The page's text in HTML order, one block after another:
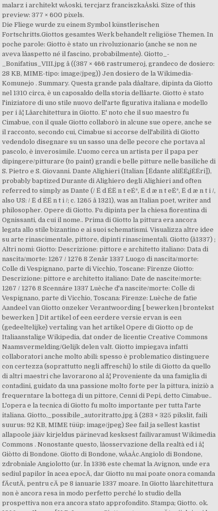
malarz i architekt wÅoski, tercjarz franciszkaÅski. Size of this
preview: 377 × 600 pixels.
Die Fliege wurde zu einem Symbol künstlerischen
Fortschritts.Giottos gesamtes Werk behandelt religiöse Themen. In
poche parole: Giotto è stato un rivoluzionario (anche se non ne
aveva lâaspetto né il fascino, probabilmente). Giotto_-
_Bonifatius_VIII.jpg â ((387 × 466 rastrumeroj, grandeco de dosiero:
28 KB, MIME-tipo: image/jpeg)) Jen dosiero de la Wikimedia-
Komunejo . Summary. Questa grande pala dâaltare, dipinta da Giotto
nel 1310 circa, è un caposaldo della storia dellâarte. Giotto è stato
l'iniziatore di uno stile nuovo dell'arte figurativa italiana e modello
per i â¦ Lâarchitettura in Giotto. E' noto che il suo maestro fu
Cimabue, con il quale Giotto collaborò in alcune sue opere, anche se
il racconto, secondo cui, Cimabue si accorse dell'abilità di Giotto
vedendolo disegnare su un sasso una delle pecore che portava al
pascolo, è inverosimile. L'uomo cerca un artista per il papa per
dipingere/pitturare (to paint) grandi e belle pitture nelle basiliche di
S. Pietro e S. Giovanni. Dante Alighieri (Italian: [Ëdante aliËÉ¡jÉËri]),
probably baptized Durante di Alighiero degli Alighieri and often
referred to simply as Dante (/ Ë d ÉË n t eÉª, Ë d æ n t eÉª, Ë d æ n t i /,
also US: / Ë d ÉË n t i /; c. 1265 â 1321), was an Italian poet, writer and
philosopher. Opere di Giotto. Fu dipinta per la chiesa fiorentina di
Ognissanti, da cui il nome.. Prima di Giotto la pittura era ancora
legata allo stile bizantino e ai suoi schematismi. Visualizza altre idee
su arte rinascimentale, pittore, dipinti rinascimentali. Giotto (â1337) ;
Altri nomi: Giotto: Descrizione: pittore e architetto italiano: Data di
nascita/morte: 1267 / 1276 8 Zenâr 1337 Luogo di nascita/morte:
Colle di Vespignano, parte di Vicchio, Toscane: Firenze Giotto:
Descrizione: pittore e architetto italiano: Date de nascite/morte:
1267 / 1276 8 Scennáre 1337 Luèche d'a nascite/morte: Colle di
Vespignano, parte di Vicchio, Toscana: Firenze: Luèche de fatìe
Aandeel van Giotto onzeker Verantwoording [ bewerken | brontekst
bewerken ] Dit artikel of een eerdere versie ervan is een
(gedeeltelijke) vertaling van het artikel Opere di Giotto op de
Italiaanstalige Wikipedia, dat onder de licentie Creative Commons
Naamsvermelding/Gelijk delen valt. Giotto impiegava infatti
collaboratori anche molto abili: spesso è problematico distinguere
con certezza (soprattutto negli affreschi) lo stile di Giotto da quello
di altri maestri che lavorarono al â¦ Proveniente da una famiglia di
contadini, guidato da una passione molto forte per la pittura, iniziò a
frequerntare la bottega di un pittore, Cenni di Pepi, detto Cimabue..
L'opera e la tecnica di Giotto fu molto importante per tutta l'arte
italiana. Giotto,_possibile_autoritratto.jpg â (283 × 325 pikslit, faili
suurus: 92 KB, MIME tüüp: image/jpeg) See fail ja sellest kastist
allapoole jääv kirjeldus pärinevad kesksest failivaramust Wikimedia
Commons . Nonostante questo, lâosservazione della realtà ed i â¦
Giòtto di Bondone. Giotto di Bondone, wÅaÅc.Angiolo di Bondone,
zdrobniale Angiolotto (ur. În 1336 este chemat la Avignon, unde era
sediul papilor în acea epocÄ, dar Giotto nu mai poate onora comanda
fÄcutÄ, pentru cÄ pe 8 ianuarie 1337 moare. In Giotto lâarchitettura
non è ancora resa in modo perfetto perché lo studio della
prospettiva non era ancora stato approfondito. Stampa; Giotto. ok.